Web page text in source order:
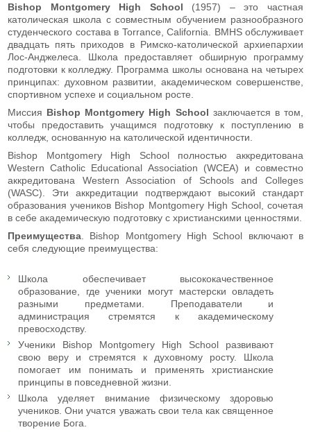
Bishop Montgomery High School (1957) – это частная
католическая школа с совместным обучением разнообразного
студенческого состава в Torrance, California. BMHS обслуживает
двадцать пять приходов в Римско-католической архиепархии
Лос-Анджелеса. Школа предоставляет обширную программу
подготовки к колледжу. Программа школы основана на четырех
принципах: духовном развитии, академическом совершенстве,
спортивном успехе и социальном росте.
Миссия Bishop Montgomery High School заключается в том,
чтобы предоставить учащимся подготовку к поступлению в
колледж, основанную на католической идентичности.
Bishop Montgomery High School полностью аккредитована
Western Catholic Educational Association (WCEA) и совместно
аккредитована Western Association of Schools and Colleges
(WASC). Эти аккредитации подтверждают высокий стандарт
образования учеников Bishop Montgomery High School, сочетая
в себе академическую подготовку с христианскими ценностями.
Преимущества . Bishop Montgomery High School включают в
себя следующие преимущества:
Школа обеспечивает высококачественное
образование, где ученики могут мастерски овладеть
разными предметами. Преподаватели и
администрация стремятся к академическому
превосходству.
Ученики Bishop Montgomery High School развивают
свою веру и стремятся к духовному росту. Школа
помогает им понимать и применять христианские
принципы в повседневной жизни.
Школа уделяет внимание физическому здоровью
учеников. Они учатся уважать свои тела как священное
творение Бога.